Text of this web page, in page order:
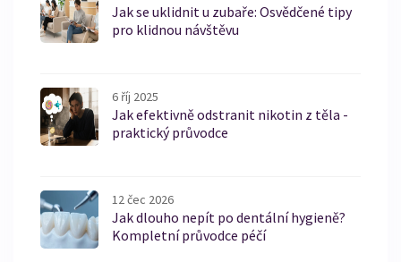
Jak se uklidnit u zubaře: Osvědčené tipy
pro klidnou návštěvu
6 říj 2025
Jak efektivně odstranit nikotin z těla -
praktický průvodce
12 čec 2026
Jak dlouho nepít po dentální hygieně?
Kompletní průvodce péčí